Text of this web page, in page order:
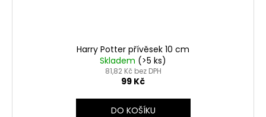
Harry Potter přívěsek 10 cm
Skladem (>5 ks)
81,82 Kč bez DPH
99 Kč
DO KOŠÍKU